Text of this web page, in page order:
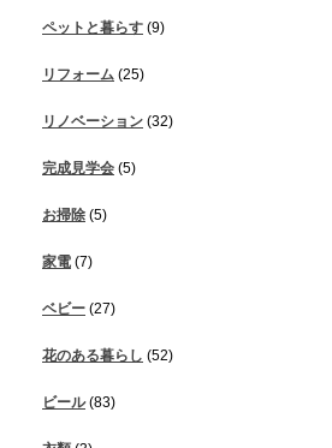
ペットと暮らす (9)
リフォーム (25)
リノベーション (32)
完成見学会 (5)
お掃除 (5)
家電 (7)
ベビー (27)
花のある暮らし (52)
ビール(83)